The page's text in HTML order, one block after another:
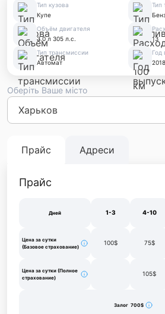
Тип кузова
Купе
Тип
Объём двигателя
3.0 л 305 л.с.
13
Тип трансмиссии
Автомат
Год
2018
Оберіть Ваше місто
КиевЛьвовОдесса Винница
Франковск
Прайс Адреси
Прайс
Дней 1-3 4-10
Цена за сутки
(Базовое страхование)
100$ 75$
Цена за сутки (Полное
страхование)
105$
Залог 700$